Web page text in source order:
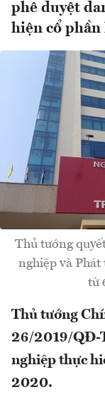
phê duyệt
hiện cổ
Thủ tướng
nghiệp và
từ
Thủ tướng
26/2019/QĐ-
nghiệp thực
2020.